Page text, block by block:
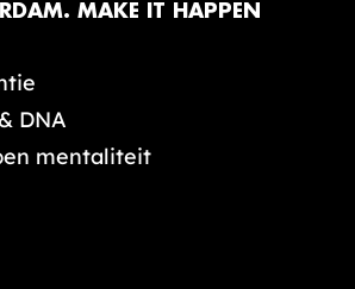
MAKE IT HAPPEN
DNA
mentaliteit